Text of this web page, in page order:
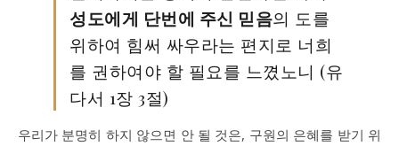
성도에게 단번에 주신 믿음의 도를
위하여 힘써 싸우라는 편지로 너희
를 권하여야 할 필요를 느꼈노니 (유
다서 1장 3절)
우리가 분명히 하지 않으면 안 될 것은, 구원의 은혜를 받기 위